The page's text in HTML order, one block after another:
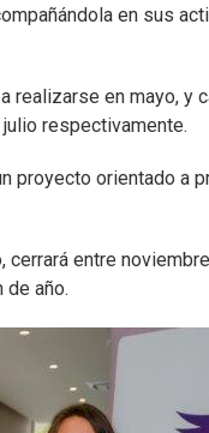
en sus
realizarse en mayo, y
respectivamente.
proyecto orientado a
cerrará entre
de año.